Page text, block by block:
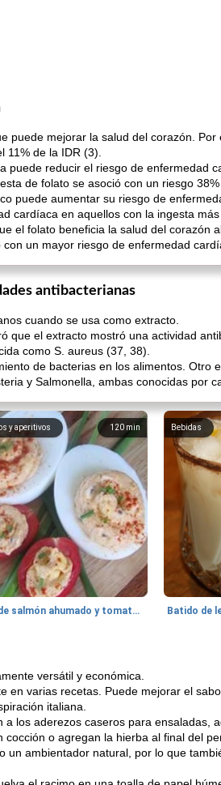
puede mejorar la salud del corazón.
de la IDR (3).
puede reducir el riesgo de enfermedad
de folato se asoció con un riesgo
puede aumentar su riesgo de
cardíaca en aquellos con la ingesta
el folato beneficia la salud del corazón
un mayor riesgo de enfermedad
antibacterianas
cuando se usa como extracto.
que el extracto mostró una actividad
como S. aureus (37, 38).
de bacterias en los alimentos.
y Salmonella, ambas conocidas por
120 min
y aperitivos
Huevo de salmón ahumado y tomates rellenos.
Bebidas
versátil y económica.
en varias recetas. Puede mejorar el
italiana.
los aderezos caseros para ensaladas,
o agregan la hierba al final del
un ambientador natural, por lo que